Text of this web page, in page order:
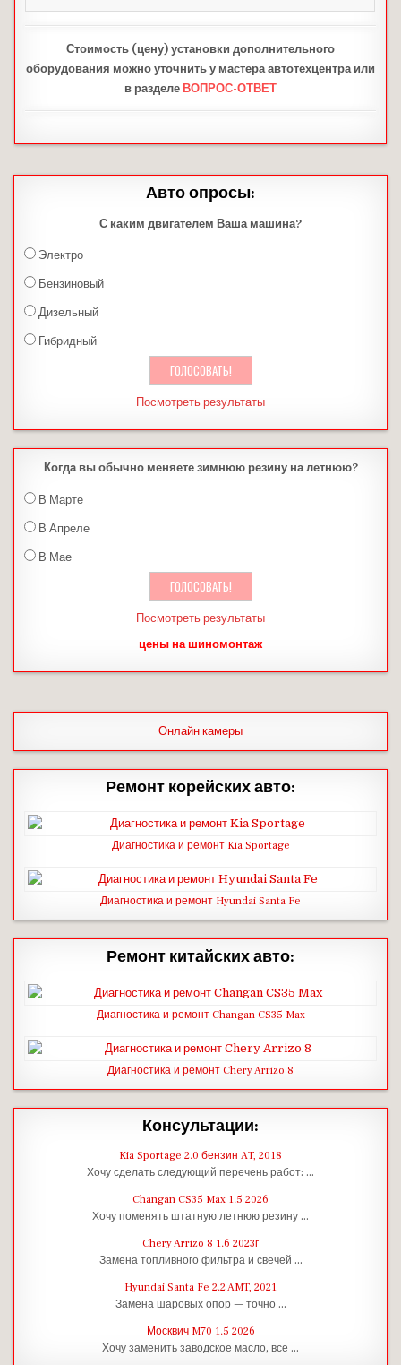
Стоимость (цену) установки дополнительного
оборудования можно уточнить у мастера автотехцентра или
в разделе ВОПРОС-ОТВЕТ
Авто опросы:
С каким двигателем Ваша машина?
Электро
Бензиновый
Дизельный
Гибридный
Посмотреть результаты
Когда вы обычно меняете зимнюю резину на летнюю?
В Марте
В Апреле
В Мае
Посмотреть результаты
цены на шиномонтаж
Онлайн камеры
Ремонт корейских авто:
Диагностика и ремонт Kia Sportage
Диагностика и ремонт Hyundai Santa Fe
Ремонт китайских авто:
Диагностика и ремонт Changan CS35 Max
Диагностика и ремонт Chery Arrizo 8
Консультации:
Kia Sportage 2.0 бензин AT, 2018
Хочу сделать следующий перечень работ: …
Changan CS35 Max 1.5 2026
Хочу поменять штатную летнюю резину …
Chery Arrizo 8 1.6 2023г
Замена топливного фильтра и свечей …
Hyundai Santa Fe 2.2 AMT, 2021
Замена шаровых опор — точно …
Москвич M70 1.5 2026
Хочу заменить заводское масло, все …